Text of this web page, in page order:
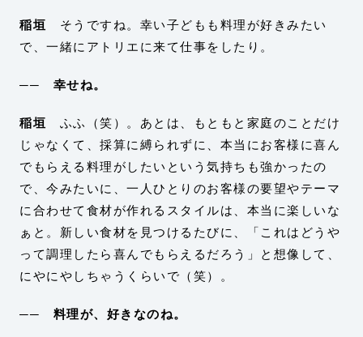
稲垣 そうですね。幸い子どもも料理が好きみたい
で、一緒にアトリエに来て仕事をしたり。
── 幸せね。
稲垣 ふふ（笑）。あとは、もともと家庭のことだけ
じゃなくて、採算に縛られずに、本当にお客様に喜ん
でもらえる料理がしたいという気持ちも強かったの
で、今みたいに、一人ひとりのお客様の要望やテーマ
に合わせて食材が作れるスタイルは、本当に楽しいな
ぁと。新しい食材を見つけるたびに、「これはどうや
って調理したら喜んでもらえるだろう」と想像して、
にやにやしちゃうくらいで（笑）。
── 料理が、好きなのね。